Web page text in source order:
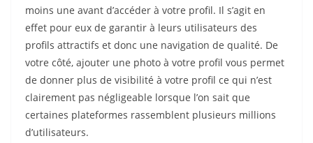
moins une avant d’accéder à votre profil. Il s’agit en
effet pour eux de garantir à leurs utilisateurs des
profils attractifs et donc une navigation de qualité. De
votre côté, ajouter une photo à votre profil vous permet
de donner plus de visibilité à votre profil ce qui n’est
clairement pas négligeable lorsque l’on sait que
certaines plateformes rassemblent plusieurs millions
d’utilisateurs.